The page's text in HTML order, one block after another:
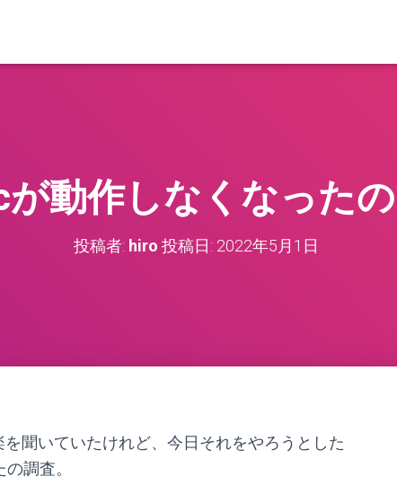
が動作しなくなった
投稿者: hiro 投稿日: 2022年5月1日
聞いていたけれど、今日それをやろうとした
調査。